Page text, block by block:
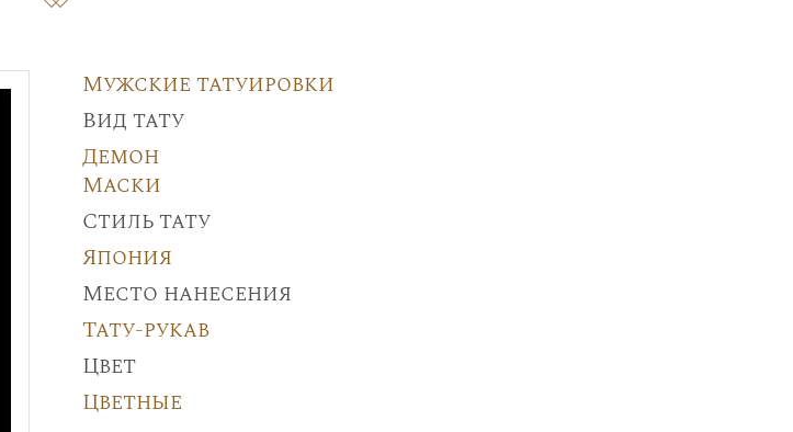
Мужские татуировки
Вид тату
Демон
Маски
Стиль тату
Япония
Место нанесения
Тату-рукав
Цвет
Цветные